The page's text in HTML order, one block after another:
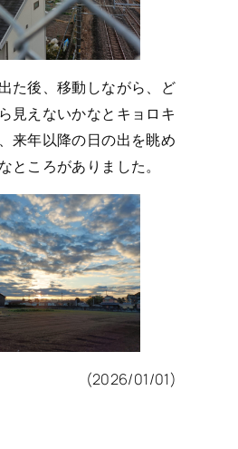
た後、移動しながら、ど
見えないかなとキョロキ
来年以降の日の出を眺め
ところがありました。
(2026/01/01)